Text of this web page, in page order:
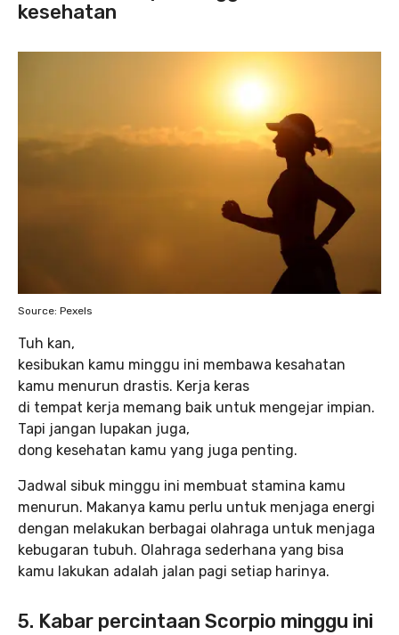
kesehatan
Source: Pexels
Tuh kan,
kesibukan kamu minggu ini membawa kesahatan
kamu menurun drastis. Kerja keras
di tempat kerja memang baik untuk mengejar impian.
Tapi jangan lupakan juga,
dong kesehatan kamu yang juga penting.
Jadwal sibuk minggu ini membuat stamina kamu
menurun. Makanya kamu perlu untuk menjaga energi
dengan melakukan berbagai olahraga untuk menjaga
kebugaran tubuh. Olahraga sederhana yang bisa
kamu lakukan adalah jalan pagi setiap harinya.
5. Kabar percintaan Scorpio minggu ini